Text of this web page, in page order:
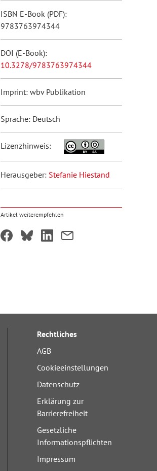
ISBN E-Book (PDF):
9783763974344
DOI (E-Book):
10.3278/9783763974344
Imprint: wbv Publikation
Sprache: Deutsch
Lizenzhinweis:
Herausgeber: Stefanie Hiestand
Artikel weiterempfehlen
Rechtliches
AGB
Cookieeinstellungen
Datenschutz
Erklärung zur
Barrierefreiheit
Gesetzliche
Informationspflichten
Impressum